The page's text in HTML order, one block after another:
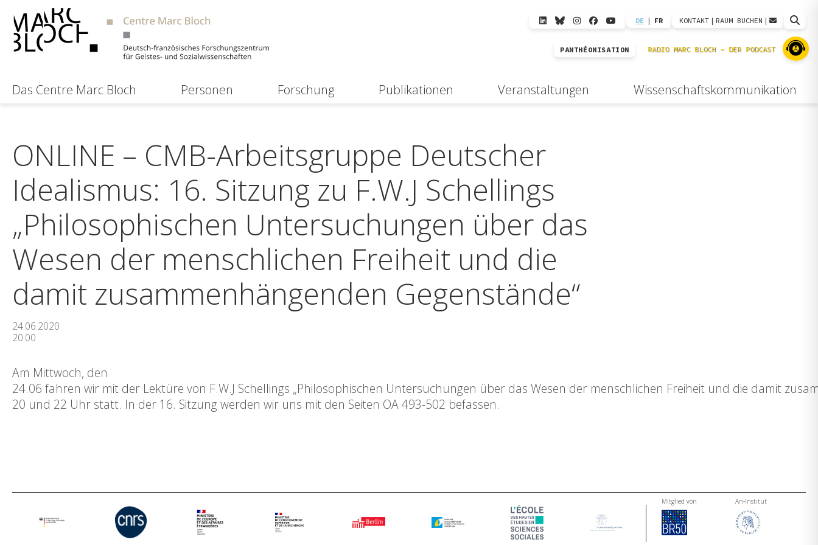
DE | FR KONTAKT | RAUM BUCHEN |
PANTHÉONISATION
Das Centre Marc Bloch Personen Forschung Publikationen Veranstaltungen Wissenschaftskommunikation
ONLINE – CMB-Arbeitsgruppe Deutscher
Idealismus: 16. Sitzung zu F.W.J Schellings
„Philosophischen Untersuchungen über das
Wesen der menschlichen Freiheit und die
damit zusammenhängenden Gegenstände“
24.06.2020
20:00
Am Mittwoch, den
24.06 fahren wir mit der Lektüre von F.W.J Schellings „Philosophischen Untersuchungen über das Wesen der menschlichen Freiheit und die damit
20 und 22 Uhr statt. In der 16. Sitzung werden wir uns mit den Seiten OA 493-502 befassen.
Mitglied von An-Institut